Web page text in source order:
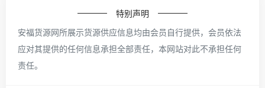
特别声明
安福货源网所展示货源供应信息均由会员自行提供，会员依法
应对其提供的任何信息承担全部责任，本网站对此不承担任何
责任。